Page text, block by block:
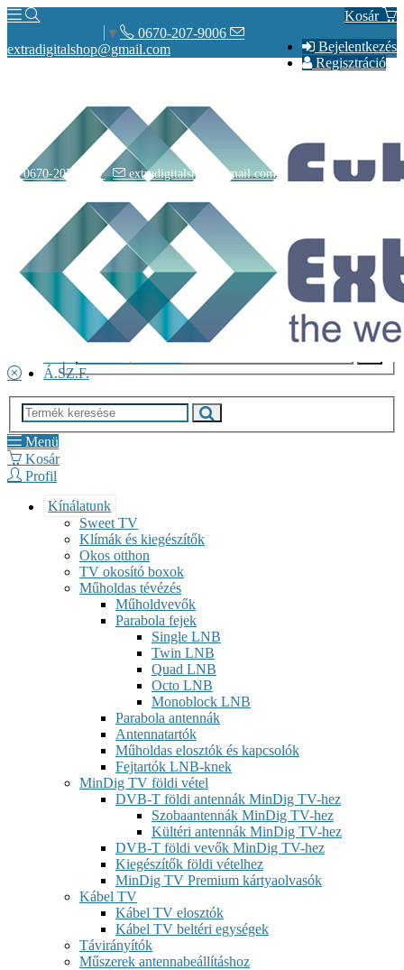
Kosár
Bejelentkezés
Regisztráció
▼
0670-207-9006
extradigitalshop@gmail.com
Rólunk
Elérhetőségeink
Vásárlás
Szállítás
Á.SZ.F.
0670-207-9006 extradigitalshop@gmail.com
Menü
Kosár
Profil
Kínálatunk
Sweet TV
Klímák és kiegészítők
Okos otthon
TV okosító boxok
Műholdas tévézés
Műholdvevők
Parabola fejek
Single LNB
Twin LNB
Quad LNB
Octo LNB
Monoblock LNB
Parabola antennák
Antennatartók
Műholdas elosztók és kapcsolók
Fejtartók LNB-knek
MinDig TV földi vétel
DVB-T földi antennák MinDig TV-hez
Szobaantennák MinDig TV-hez
Kültéri antennák MinDig TV-hez
DVB-T földi vevők MinDig TV-hez
Kiegészítők földi vételhez
MinDig TV Premium kártyaolvasók
Kábel TV
Kábel TV elosztók
Kábel TV beltéri egységek
Távirányítók
Műszerek antennabeállításhoz